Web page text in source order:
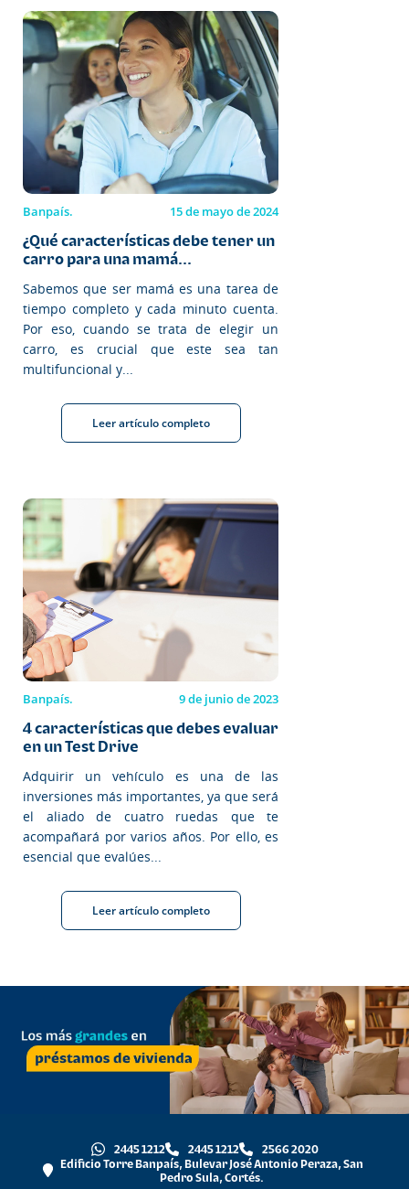
Banpaís. 15 de mayo de 2024
¿Qué características debe tener un
carro para una mamá...
Sabemos que ser mamá es una tarea de
tiempo completo y cada minuto cuenta.
Por eso, cuando se trata de elegir un
carro, es crucial que este sea tan
multifuncional y...
Leer artículo completo
Banpaís. 9 de junio de 2023
4 características que debes evaluar
en un Test Drive
Adquirir un vehículo es una de las
inversiones más importantes, ya que será
el aliado de cuatro ruedas que te
acompañará por varios años. Por ello, es
esencial que evalúes...
Leer artículo completo
2445 1212 2445 1212
2566 2020
Edificio Torre Banpaís, Bulevar José Antonio Peraza, San
Pedro Sula, Cortés.